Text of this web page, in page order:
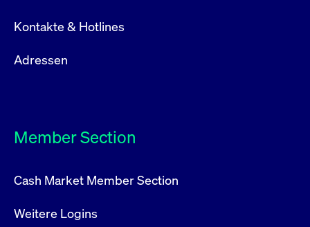
Kontakte & Hotlines
Adressen
Member Section
Cash Market Member Section
Weitere Logins